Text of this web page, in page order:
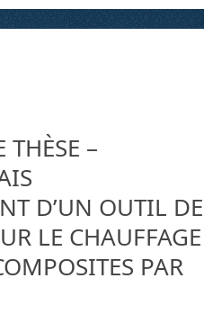
THÈSE –
D’UN OUTIL DE
LE CHAUFFAGE
PAR